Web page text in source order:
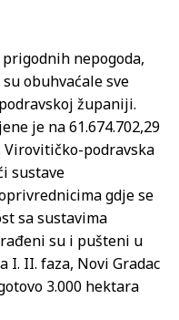
nepogoda,
obuhvaćale sve
županiji.
je na 61.674.702,29
Virovitičko-podravska
sustave
gdje se
sa sustavima
su i pušteni u
I. II. faza, Novi Gradac
3.000 hektara